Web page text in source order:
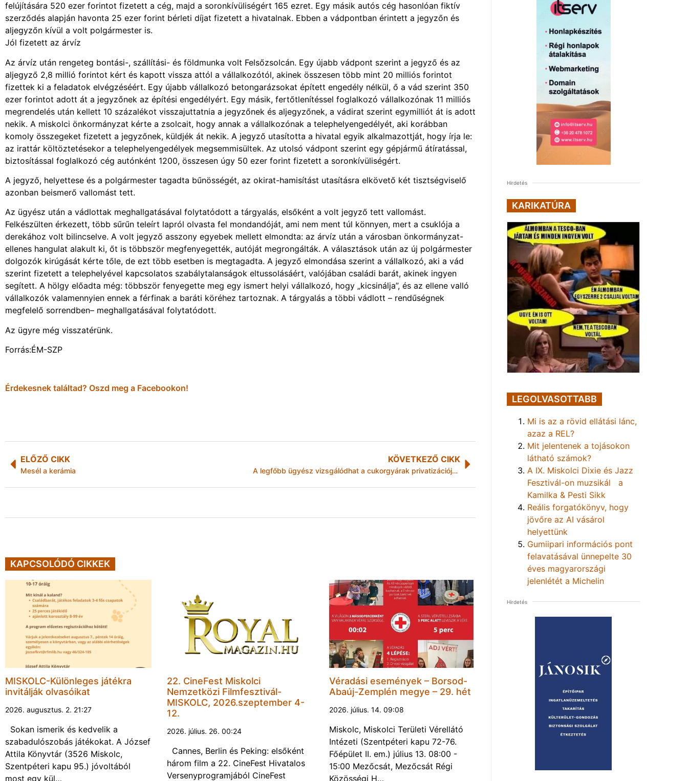
felújítására 520 ezer forintot fizetett a cég, majd a soronkívüliségért 165 ezret. Egy másik autós cég hasonlóan fiktív
szerződés alapján havonta 25 ezer forint bérleti díjat fizetett a hivatalnak. Ebben a vádpontban érintett a jegyzőn és
aljegyzőn kívül a volt polgármester is.
Jól fizetett az árvíz
Az árvíz után rengeteg bontási-, szállítási- és földmunka volt Felsőzsolcán. Egy újabb vádpont szerint a jegyző és az
aljegyző 2,8 millió forintot kért és kapott vissza attól a vállalkozótól, akinek összesen több mint 20 milliós forintot
fizettek ki a feladatok elvégzéséért. Egy újabb vállalkozó betongarázsokat épített engedély nélkül, ő a vád szerint 350
ezer forintot adott át a jegyzőnek az építési engedélyért. Egy másik, fertőtlenítéssel foglalkozó vállalkozónak 11 milliós
megrendelés után kellett 10 százalékot visszajuttatnia a jegyzőnek és aljegyzőnek, a vádirat szerint egymilliót át is adott
nekik. A miskolci önkormányzat kérte a zsolcait, hogy annak a vállalkozónak a telephelyengedélyét, aki korábban
komoly összegeket fizetett a jegyzőnek, küldjék át nekik. A jegyző utasította a hivatal egyik alkalmazottját, hogy írja le:
az irattár költöztetésekor a telephelyengedélyek megsemmisültek. Az utolsó vádpont szerint egy gépjármű átíratással,
biztosítással foglalkozó cég autónként 1200, összesen úgy 50 ezer forint fizetett a soronkívüliségért.
A jegyző, helyettese és a polgármester tagadta bűnösségét, az okirat-hamisítást utasításra elkövető két tisztségviselő
azonban beismerő vallomást tett.
Az ügyész után a vádlottak meghallgatásával folytatódott a tárgyalás, elsőként a volt jegyző tett vallomást.
Felkészülten érkezett, több sűrűn teleírt lapról olvasta fel mondandóját, ami nem ment túl könnyen, mert a csuklója a
derekához volt bilincselve. A volt jegyző asszony egyebek mellett elmondta: az árvíz után a városban önkormányzat-
ellenes hangulat alakult ki, őt is többször megfenyegették, autóját megrongálták. A választások után az új polgármester
dolgozók kirúgását kérte tőle, de ezt több esetben is megtagadta. A jegyző elmondása szerint a vállalkozó, aki a vád
szerint fizetett a telephelyével kapcsolatos szabálytalanságok eltussolásáért, valójában családi barát, akinek ingyen
segített. A hölgy előadta még: többször fenyegette meg egy ismert helyi vállalkozó, hogy „kicsinálja”, és az ellene valló
vállalkozók valamennyien ennek a férfinak a baráti köréhez tartoznak. A tárgyalás a többi vádlott – rendűségnek
megfelelő sorrendben– meghallgatásával folytatódott.
Az ügyre még visszatérünk.
Forrás:ÉM-SZP
Érdekesnek találtad? Oszd meg a Facebookon!
ELŐZŐ CIKK
Mesél a kerámia
KÖVETKEZŐ CIKK
A legfőbb ügyész vizsgálódhat a cukorgyárak privatizációja miatt
KAPCSOLÓDÓ CIKKEK
MISKOLC-Különleges játékra
invitálják olvasóikat
2026. augusztus. 2. 21:27
Sokan ismerik és kedvelik a
szabadulószobás játékokat. A József
Attila Könyvtár (3526 Miskolc,
Szentpéteri kapu 95.) jóvoltából
most egy kül…
22. CineFest Miskolci
Nemzetközi Filmfesztivál-
MISKOLC, 2026.szeptember 4-
12.
2026. július. 26. 00:24
Cannes, Berlin és Peking: elsőként
három film a 22. CineFest Hivatalos
Versenyprogramjából CineFest
Véradási események – Borsod-
Abaúj-Zemplén megye – 29. hét
2026. július. 14. 09:08
Miskolc, Miskolci Területi Vérellátó
Intézeti (Szentpéteri kapu 72-76.
Főépület II. em.) július 13. 08:00 -
15:00 Mezőcsát, Mezőcsát Régi
Közösségi H…
Hirdetés
KARIKATÚRA
LEGOLVASOTTABB
Mi is az a rövid ellátási lánc,
azaz a REL?
Mit jelentenek a tojásokon
látható számok?
A IX. Miskolci Dixie és Jazz
Fesztivál-on muzsikál a
Kamilka & Pesti Sikk
Reális forgatókönyv, hogy
jövőre az AI vásárol
helyettünk
Gumiipari információs pont
felavatásával ünnepelte 30
éves magyarországi
jelenlétét a Michelin
Hirdetés